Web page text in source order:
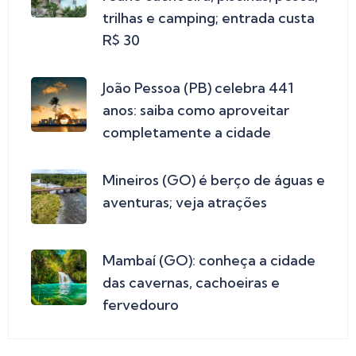
trilhas e camping; entrada custa
R$ 30
João Pessoa (PB) celebra 441
anos: saiba como aproveitar
completamente a cidade
Mineiros (GO) é berço de águas e
aventuras; veja atrações
Mambaí (GO): conheça a cidade
das cavernas, cachoeiras e
fervedouro